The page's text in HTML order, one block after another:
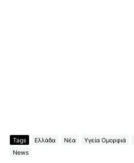
Tags Ελλάδα Νέα Υγεία Ομορφιά
News